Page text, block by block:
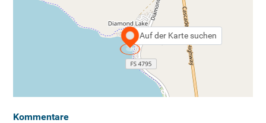
Auf der Karte suchen
Kommentare